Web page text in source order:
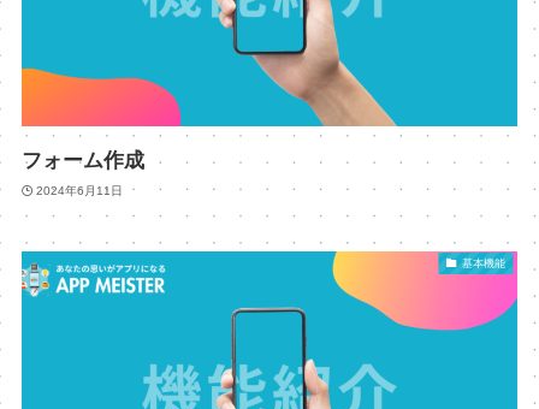
フォーム作成
2024年6月11日
基本機能